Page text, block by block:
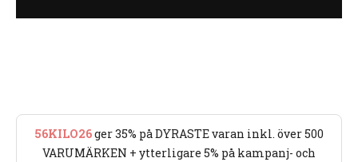
56KILO26ger 35% på DYRASTE varan inkl. över 500
VARUMÄRKEN + ytterligare 5% på kampanj- och